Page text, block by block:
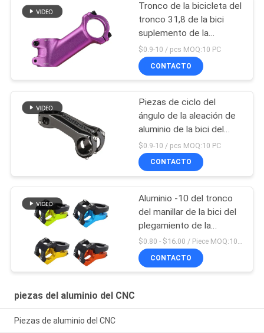
Tronco de la bicicleta del
tronco 31,8 de la bici
suplemento de la
canalización vertical del
manillar de 35 grados
$0.9-10 / pcs MOQ:10 PC
CONTACTO
Piezas de ciclo del
ángulo de la aleación de
aluminio de la bici del
manillar de la bicicleta
ajustable del tronco
$0.9-10 / pcs MOQ:10 PC
CONTACTO
Aluminio -10 del tronco
del manillar de la bici del
plegamiento de la
montaña de Mtb del
camino de Aliminum
$0.80 - $16.00 / Piece MOQ:10 pedazos
CONTACTO
piezas del aluminio del CNC
Piezas de aluminio del CNC